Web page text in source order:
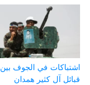
اشتباكات في الجوف بين
قبائل آل كثير همدان